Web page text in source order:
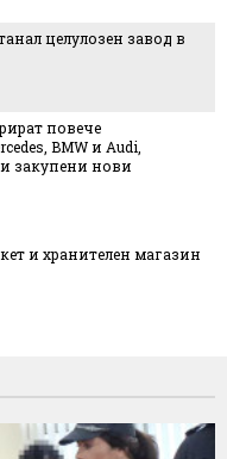
целулозен завод в
повече
BMW и Audi,
закупени нови
и хранителен магазин